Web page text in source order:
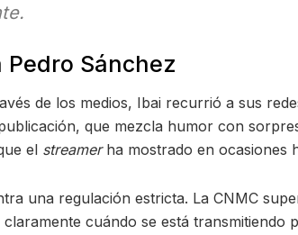
Sánchez
de los medios, Ibai recurrió a sus
que mezcla humor con
el streamerha mostrado en ocasiones
una regulación estricta. La CNMC
cuándo se está